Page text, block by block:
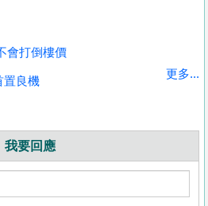
會打倒樓價
置良機
更多...
我要回應